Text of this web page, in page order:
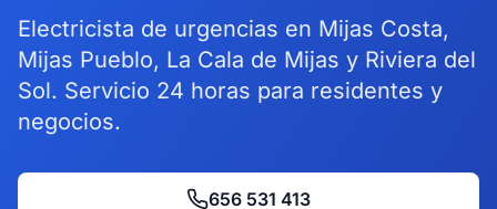
Electricista de urgencias en Mijas Costa,
Mijas Pueblo, La Cala de Mijas y Riviera del
Sol. Servicio 24 horas para residentes y
negocios.
656 531 413